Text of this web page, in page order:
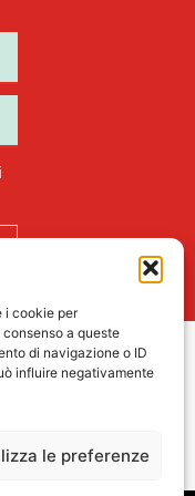
i cookie per
a queste
di navigazione o ID
influire negativamente
le preferenze
T
t
P
t